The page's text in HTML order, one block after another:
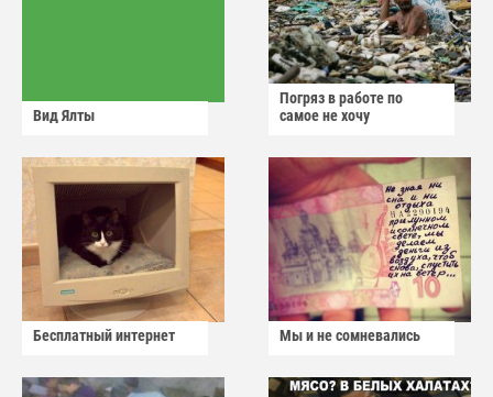
Вид Ялты
Погряз в работе по
самое не хочу
Бесплатный интернет Мы и не сомневались